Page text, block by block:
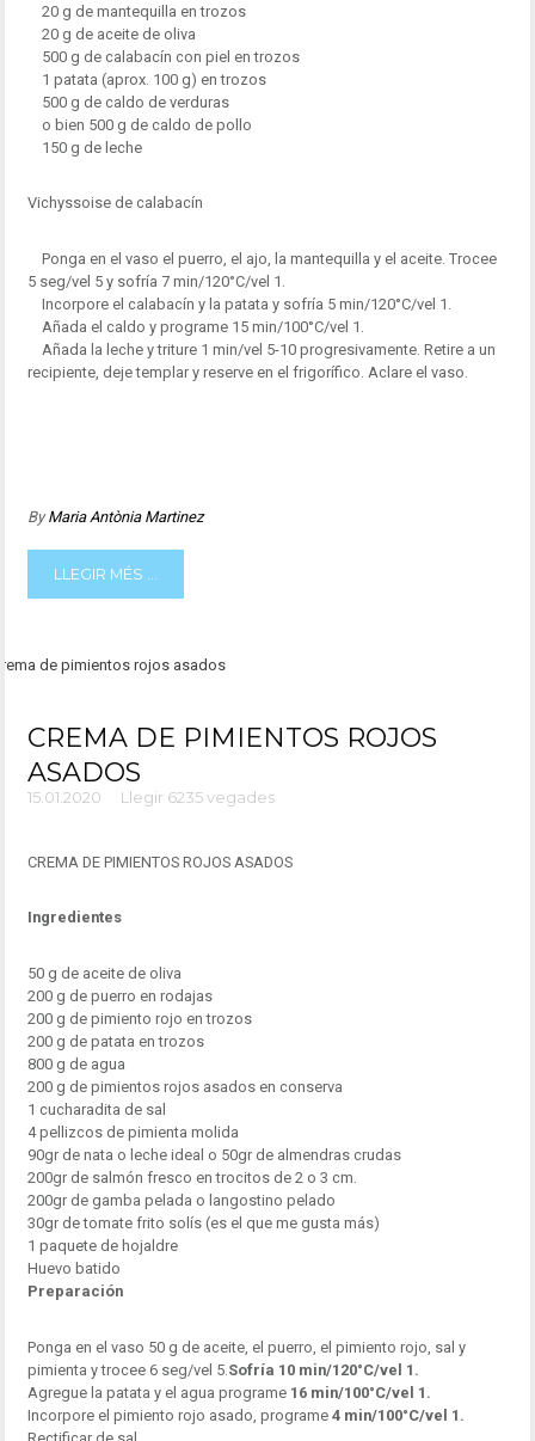
20 g de mantequilla en trozos
20 g de aceite de oliva
500 g de calabacín con piel en trozos
1 patata (aprox. 100 g) en trozos
500 g de caldo de verduras
o bien 500 g de caldo de pollo
150 g de leche
Vichyssoise de calabacín
Ponga en el vaso el puerro, el ajo, la mantequilla y el aceite. Trocee
5 seg/vel 5 y sofría 7 min/120°C/vel 1.
Incorpore el calabacín y la patata y sofría 5 min/120°C/vel 1.
Añada el caldo y programe 15 min/100°C/vel 1.
Añada la leche y triture 1 min/vel 5-10 progresivamente. Retire a un
recipiente, deje templar y reserve en el frigorífico. Aclare el vaso.
ByMaria Antònia Martinez
LLEGIR MÉS ...
CREMA DE PIMIENTOS ROJOS
ASADOS
15.01.2020 Llegir 6235 vegades
CREMA DE PIMIENTOS ROJOS ASADOS
Ingredientes
50 g de aceite de oliva
200 g de puerro en rodajas
200 g de pimiento rojo en trozos
200 g de patata en trozos
800 g de agua
200 g de pimientos rojos asados en conserva
1 cucharadita de sal
4 pellizcos de pimienta molida
90gr de nata o leche ideal o 50gr de almendras crudas
200gr de salmón fresco en trocitos de 2 o 3 cm.
200gr de gamba pelada o langostino pelado
30gr de tomate frito solís (es el que me gusta más)
1 paquete de hojaldre
Huevo batido
Preparación
Ponga en el vaso 50 g de aceite, el puerro, el pimiento rojo, sal y
pimienta y trocee 6 seg/vel 5. Sofría 10 min/120°C/vel 1.
Agregue la patata y el agua programe 16 min/100°C/vel 1.
Incorpore el pimiento rojo asado, programe 4 min/100°C/vel 1.